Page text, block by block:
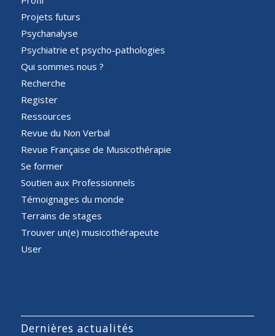
Projets futurs
Psychanalyse
Psychiatrie et psycho-pathologies
Qui sommes nous ?
Recherche
Register
Ressources
Revue du Non Verbal
Revue Française de Musicothérapie
Se former
Soutien aux Professionnels
Témoignages du monde
Terrains de stages
Trouver un(e) musicothérapeute
User
Dernières actualités